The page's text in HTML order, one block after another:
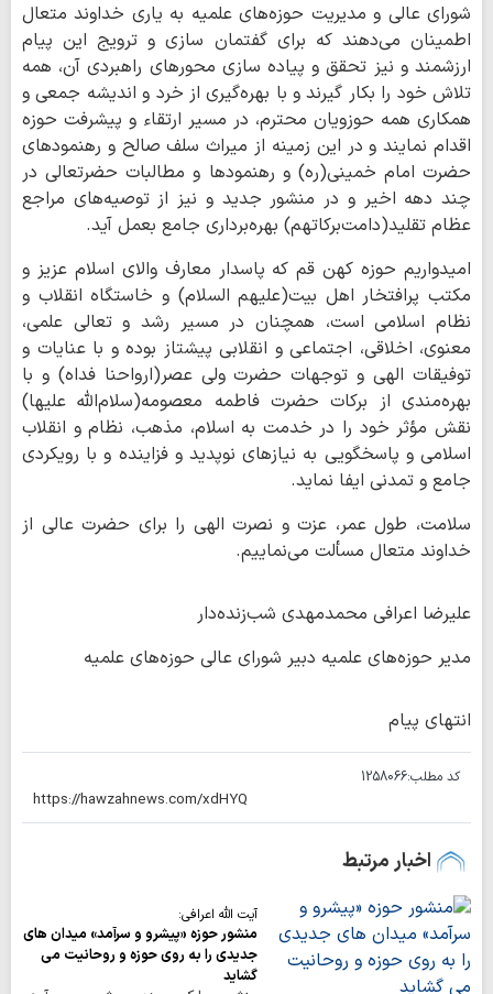
شورای عالی و مدیریت حوزه‌های علمیه به یاری خداوند متعال
اطمینان می‌دهند که برای گفتمان سازی و ترویج این پیام
ارزشمند و نیز تحقق و پیاده سازی محورهای راهبردی آن، همه
تلاش خود را بکار گیرند و با بهره‌گیری از خرد و اندیشه جمعی و
همکاری همه حوزویان محترم، در مسیر ارتقاء و پیشرفت حوزه
اقدام نمایند و در این زمینه از میراث سلف صالح و رهنمودهای
حضرت امام خمینی(ره) و رهنمودها و مطالبات حضرتعالی در
چند دهه اخیر و در منشور جدید و نیز از توصیه‌های مراجع
عظام ‌تقلید(دامت‌برکاتهم) بهره‌برداری جامع بعمل آید.
امیدواریم حوزه کهن قم که پاسدار معارف والای اسلام عزیز و
مکتب پرافتخار اهل بیت(علیهم السلام) و خاستگاه انقلاب و
نظام اسلامی است، همچنان در مسیر رشد و تعالی علمی،
معنوی، اخلاقی، اجتماعی و انقلابی پیشتاز بوده و با عنایات و
توفیقات الهی و توجهات حضرت ولی عصر(ارواحنا فداه) و با
بهره‌مندی از برکات حضرت فاطمه معصومه(سلام‌الله علیها)
نقش مؤثر خود را در خدمت به اسلام، مذهب، نظام و انقلاب
اسلامی و پاسخگویی به نیازهای نوپدید و فزاینده و با رویکردی
جامع و تمدنی ایفا نماید.
سلامت، طول عمر، عزت و نصرت الهی را برای حضرت عالی از
خداوند متعال مسألت می‌نماییم.
علیرضا اعرافی محمدمهدی شب‌زنده‌دار
مدیر حوزه‌های علمیه دبیر شورای عالی حوزه‌های علمیه
انتهای پیام
کد مطلب:1258066
اخبار مرتبط
آیت الله اعرافی:
منشور حوزه «پیشرو و سرآمد» میدان های
جدیدی را به روی حوزه و روحانیت می
گشاید